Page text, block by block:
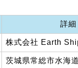
詳細
株式会社 Earth
茨城県常総市水海